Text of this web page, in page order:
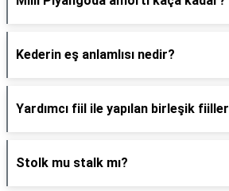
Kederin eş anlamlısı nedir?
Yardımcı fiil ile yapılan birleşik
Stolk mu stalk mı?